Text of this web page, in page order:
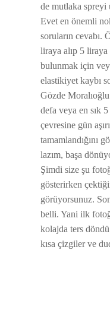
de mutlaka spreyi
Evet en önemli
soruların cevabı.
liraya alıp 5 liraya
bulunmak için
elastikiyet kaybı
Gözde
defa veya en sık
çevresine gün
tamamlandığını
lazım, başa
Şimdi size şu
gösterirken
görüyorsunuz.
belli. Yani ilk
kolajda ters
kısa çizgiler ve